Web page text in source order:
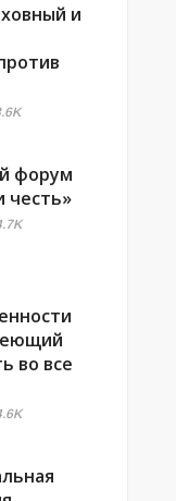
и
форум
честь»
во все